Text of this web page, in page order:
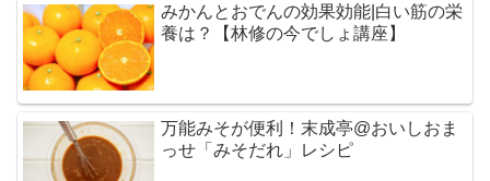
みかんとおでんの効果効能|白い筋の栄
養は？【林修の今でしょ講座】
万能みそが便利！末成亭@おいしおま
っせ「みそだれ」レシピ